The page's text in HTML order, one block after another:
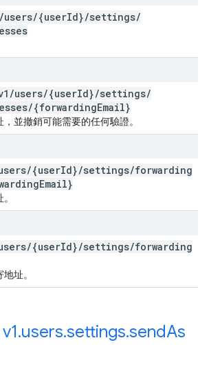
/users/{userId}/settings/
/users/{userId}/settings/
/{forwardingEmail}
並撤銷可能需要的任何驗證。
/{userId}/settings/forwarding
Email}
/{userId}/settings/forwarding
址。
v1.users.settings.sendAs